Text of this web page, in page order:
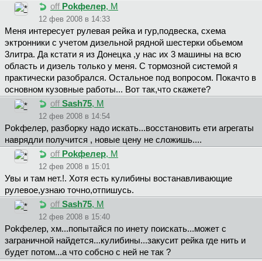
off Pokфeлep, М
12 фев 2008 в 14:33
Меня интересует рулевая рейка и гур,подвеска, схема
эктронники с учетом дизельной рядной шестерки обьемом
3литра. Да кстати я из Донецка ,у нас их 3 машины на всю
область и дизель только у меня. С тормозной системой я
практически разобрался. Остальное под вопросом. Покачто в
основном кузовные работы... Вот так,что скажете?
off Sash75, М
12 фев 2008 в 14:54
Pokфeлep, разборку надо искать...восстановить ети агрегаты
наврядли получится , новые цену не сложишь....
off Pokфeлep, М
12 фев 2008 в 15:01
Увы и там нет.!. Хотя есть кулибины востанавливающие
рулевое,узнаю точно,отпишусь.
off Sash75, М
12 фев 2008 в 15:40
Pokфeлep, хм...попытайся по инету поискать...может с
заграничной найдется...кулибины...закусит рейка где нить и
будет потом...а что собсно с ней не так ?